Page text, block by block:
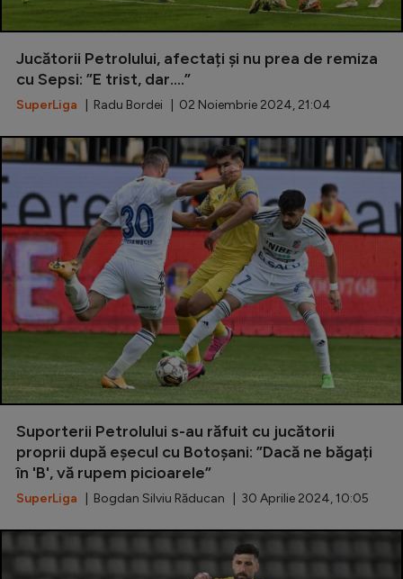
Jucătorii Petrolului, afectați și nu prea de remiza
cu Sepsi: ”E trist, dar....”
SuperLiga | Radu Bordei | 02 Noiembrie 2024, 21:04
Suporterii Petrolului s-au răfuit cu jucătorii
proprii după eșecul cu Botoșani: ”Dacă ne băgați
în 'B', vă rupem picioarele”
SuperLiga | Bogdan Silviu Răducan | 30 Aprilie 2024, 10:05